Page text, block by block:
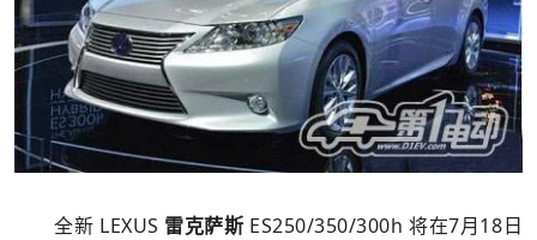
全新 LEXUS 雷克萨斯 ES250/350/300h 将在7月18日